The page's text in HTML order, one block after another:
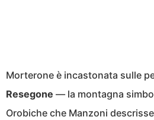
Morterone è incastonata sulle
Resegone — la montagna
Orobiche che Manzoni